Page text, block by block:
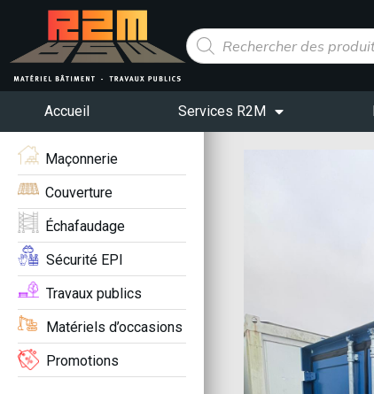
Accueil Services R2M
Maçonnerie
Couverture
Échafaudage
Sécurité EPI
Travaux publics
Matériels d’occasions
Promotions
Panneau de gestion des cookies